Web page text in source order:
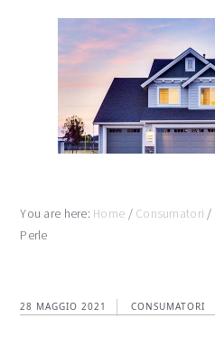
You are here: Home / Consumatori /
Perle
28 MAGGIO 2021 CONSUMATORI